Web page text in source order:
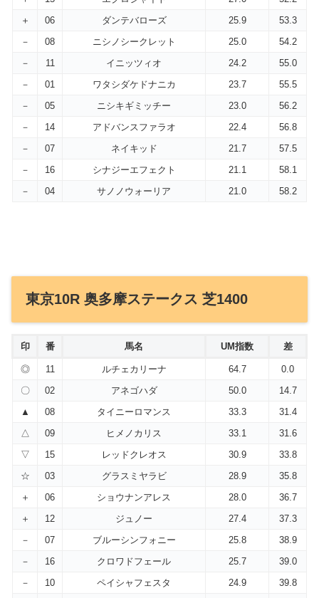
＋
06 ダンテバローズ 25.9
53.3
－
08 ニシノシークレット 25.0
54.2
－
11 イニッツィオ 24.2
55.0
－
01 ワタシダケドナニカ 23.7
55.5
－
05 ニシキギミッチー 23.0
56.2
－
14 アドバンスファラオ 22.4
56.8
－
07 ネイキッド 21.7
57.5
－
16 シナジーエフェクト 21.1
58.1
－
04 サノノウォーリア 21.0 58.2
東京10R 奥多摩ステークス 芝1400
印 番 馬名 UM指数 差
◎ 11 ルチェカリーナ 64.7
0.0
〇
02 アネゴハダ 50.0
14.7
▲
08 タイニーロマンス 33.3
31.4
△
09 ヒメノカリス 33.1
31.6
▽
15 レッドクレオス 30.9
33.8
☆
03 グラスミヤラビ 28.9
35.8
＋
06 ショウナンアレス 28.0
36.7
＋
12 ジュノー 27.4
37.3
－
07 ブルーシンフォニー 25.8
38.9
－
16 クロワドフェール 25.7
39.0
－
10 ペイシャフェスタ 24.9
39.8